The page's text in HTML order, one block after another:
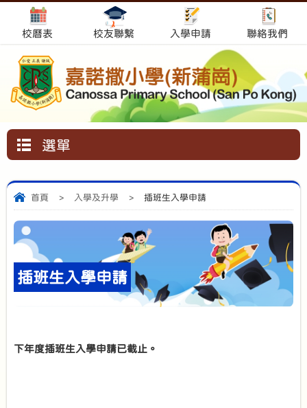
校曆表 校友聯繫 入學申請 聯絡我們
選單
首頁 > 入學及升學 > 插班生入學申請
插班生入學申請
下年度插班生入學申請已截止。